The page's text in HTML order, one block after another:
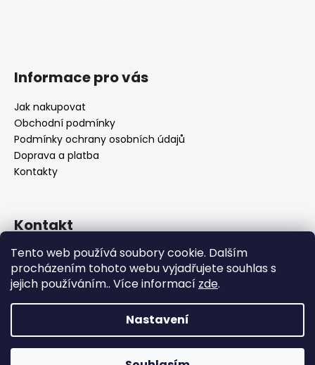
Tento web používá soubory cookie. Dalším
procházením tohoto webu vyjadřujete souhlas s
jejich používáním.. Více informací zde.
Nastavení
Informace pro vás
Jak nakupovat
Obchodní podmínky
Podmínky ochrany osobních údajů
Doprava a platba
Kontakty
Kontakt
info@bocca-bijoux.com
602936225